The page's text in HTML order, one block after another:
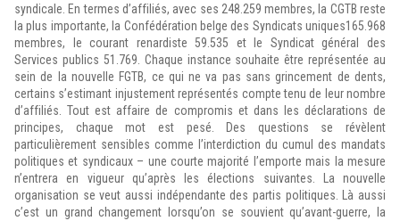
syndicale. En termes d’affiliés, avec ses 248.259 membres, la CGTB reste
la plus importante, la Confédération belge des Syndicats uniques165.968
membres, le courant renardiste 59.535 et le Syndicat général des
Services publics 51.769. Chaque instance souhaite être représentée au
sein de la nouvelle FGTB, ce qui ne va pas sans grincement de dents,
certains s’estimant injustement représentés compte tenu de leur nombre
d’affiliés. Tout est affaire de compromis et dans les déclarations de
principes, chaque mot est pesé. Des questions se révèlent
particulièrement sensibles comme l’interdiction du cumul des mandats
politiques et syndicaux – une courte majorité l’emporte mais la mesure
n’entrera en vigueur qu’après les élections suivantes. La nouvelle
organisation se veut aussi indépendante des partis politiques. Là aussi
c’est un grand changement lorsqu’on se souvient qu’avant-guerre, la